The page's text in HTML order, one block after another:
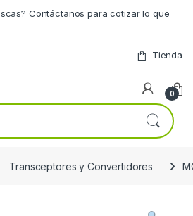
Contáctanos para cotizar lo que
Tienda
0
Transceptores y Convertidores